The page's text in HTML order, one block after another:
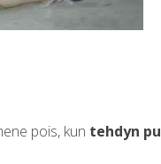
pois, kun tehdyn